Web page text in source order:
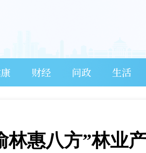
财经 问政 生活
林惠八方”林业